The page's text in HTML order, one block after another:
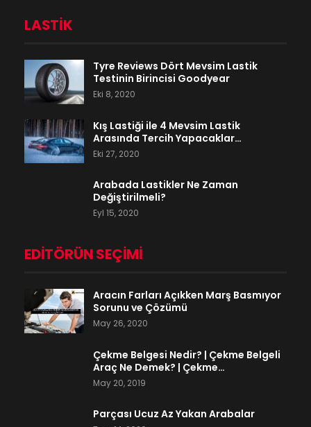
LASTIK
Tyre Reviews Dört Mevsim Lastik
Testinin Birincisi Goodyear
Eki 8, 2020
Kış Lastiği ile 4 Mevsim Lastik
Arasında Tercih Yapacaklar…
Eki 27, 2020
Arabada Lastikler Ne Zaman
Değiştirilmeli?
Eyl 15, 2020
EDITÖRÜN SEÇIMI
Aracın Farları Açıkken Marş Basmıyor
Sorunu ve Çözümü
May 26, 2020
Çekme Belgesi Nedir? | Çekme Belgeli
Araç Ne Demek? | Çekme…
May 20, 2019
Parçası Ucuz Az Yakan Arabalar